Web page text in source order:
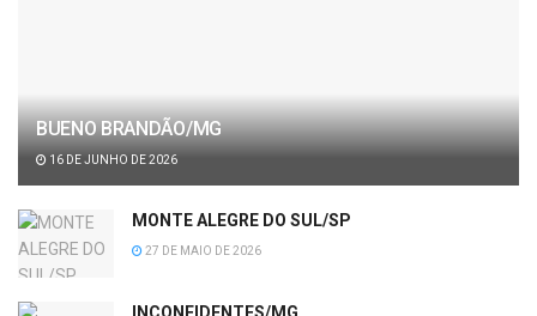
BUENO BRANDÃO/MG
16 DE JUNHO DE 2026
MONTE ALEGRE DO SUL/SP
27 DE MAIO DE 2026